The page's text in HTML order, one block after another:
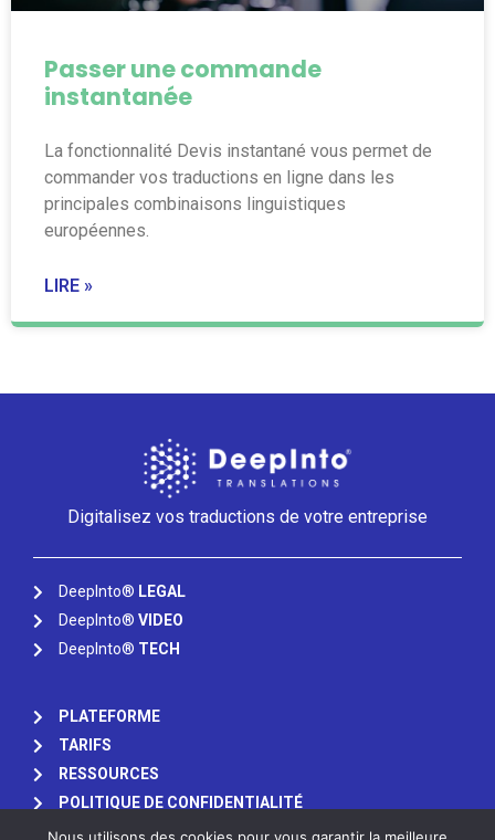
Passer une commande
instantanée
La fonctionnalité Devis instantané vous permet de
commander vos traductions en ligne dans les
principales combinaisons linguistiques
européennes.
LIRE »
Digitalisez vos traductions de votre entreprise
DeepInto® LEGAL
DeepInto® VIDEO
DeepInto® TECH
PLATEFORME
TARIFS
RESSOURCES
POLITIQUE DE CONFIDENTIALITÉ